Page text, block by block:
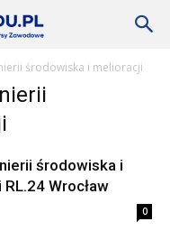
środowiska i melioracji
środowiska i
Wrocław
0